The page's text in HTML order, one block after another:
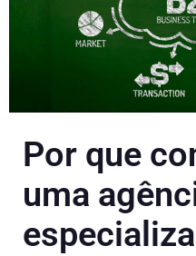
Por que
uma